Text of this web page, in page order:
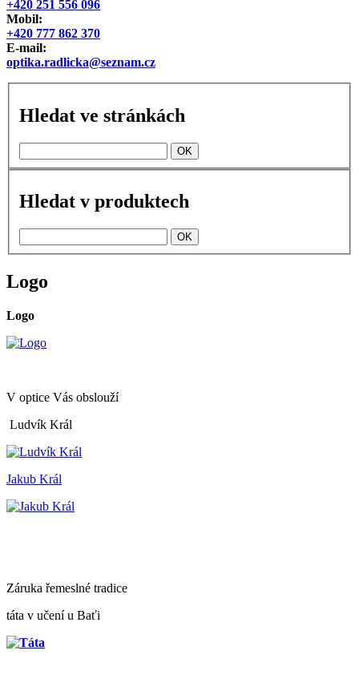
+420 251 556 096
Mobil:
+420 777 862 370
E-mail:
optika.radlicka@seznam.cz
Hledat ve stránkách
Hledat v produktech
Logo
Logo
V optice Vás obslouží
Ludvík Král
Jakub Král
Záruka řemeslné tradice
táta v učení u Baťi